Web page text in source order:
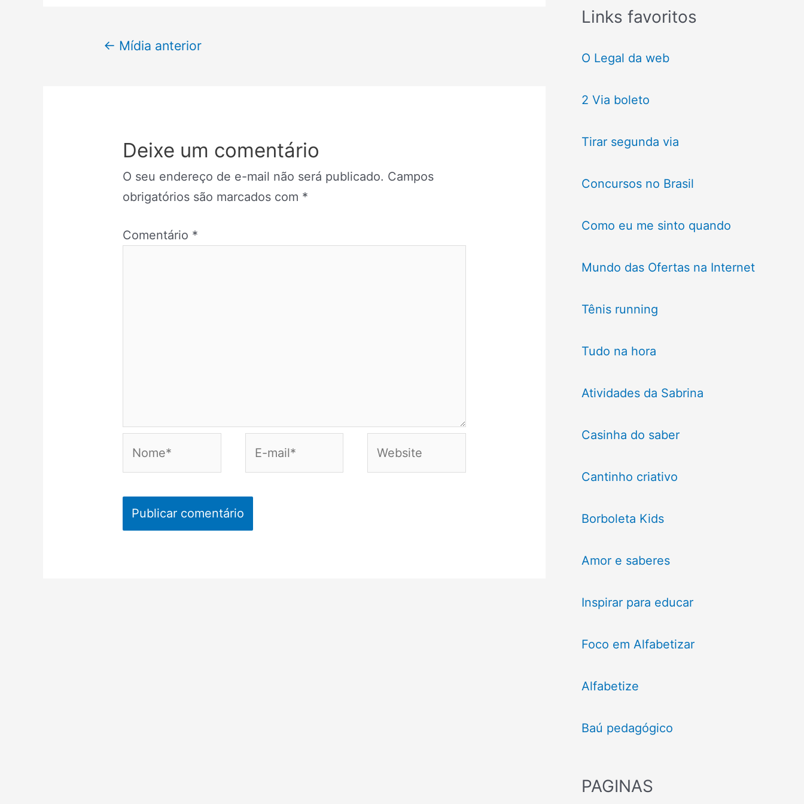
Navegação
← Mídia anterior
Deixe um comentário
O seu endereço de e-mail não será publicado. Campos
obrigatórios são marcados com *
Comentário *
Links favoritos
O Legal da web
2 Via boleto
Tirar segunda via
Concursos no Brasil
Como eu me sinto quando
Mundo das Ofertas na Internet
Tênis running
Tudo na hora
Atividades da Sabrina
Casinha do saber
Cantinho criativo
Borboleta Kids
Amor e saberes
Inspirar para educar
Foco em Alfabetizar
Alfabetize
Baú pedagógico
PAGINAS